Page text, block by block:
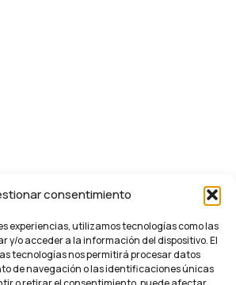
consentimiento
experiencias, utilizamos tecnologías como las
y/o acceder a la información del dispositivo. El
tecnologías nos permitirá procesar datos
de navegación o las identificaciones únicas